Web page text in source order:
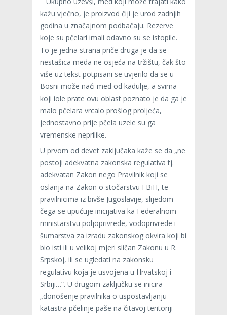
kažu vječno, je proizvod čiji je urod zadnjih
godina u značajnom podbačaju. Rezerve
koje su pčelari imali odavno su se istopile.
To je jedna strana priče druga je da se
nestašica meda ne osjeća na tržištu, čak što
više uz tekst potpisani se uvjerilo da se u
Bosni može naći med od kadulje, a svima
koji iole prate ovu oblast poznato je da ga je
malo pčelara vrcalo prošlog proljeća,
jednostavno prije pčela uzele su ga
vremenske neprilike.
U prvom od devet zaključaka kaže se da „ne
postoji adekvatna zakonska regulativa tj.
adekvatan Zakon nego Pravilnik koji se
oslanja na Zakon o stočarstvu FBiH, te
pravilnicima iz bivše Jugoslavije, slijedom
čega se upućuje inicijativa ka Federalnom
ministarstvu poljoprivrede, vodoprivrede i
šumarstva za izradu zakonskog okvira koji bi
bio isti ili u velikoj mjeri sličan Zakonu u R.
Srpskoj, ili se ugledati na zakonsku
regulativu koja je usvojena u Hrvatskoj i
Srbiji…“. U drugom zaključku se inicira
„donošenje pravilnika o uspostavljanju
katastra pčelinje paše na čitavoj teritoriji